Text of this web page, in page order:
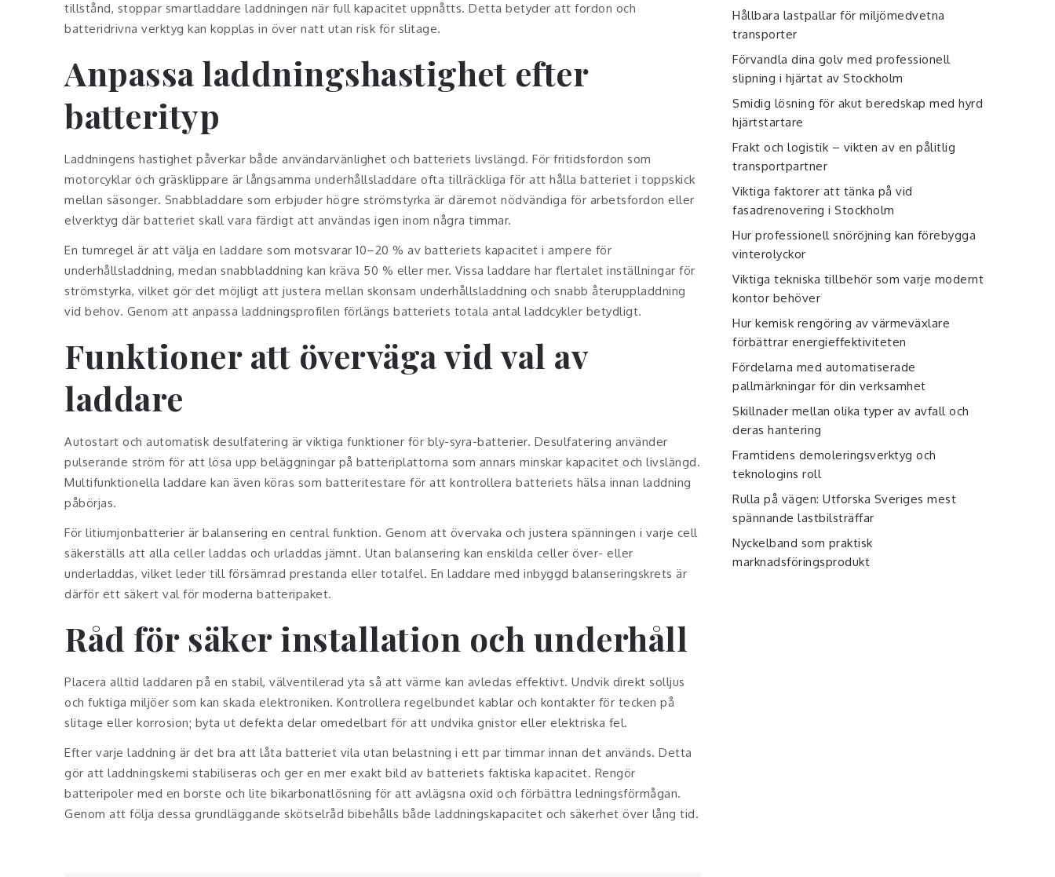
tillstånd, stoppar smartladdare laddningen när full kapacitet uppnåtts. Detta betyder att fordon och
batteridrivna verktyg kan kopplas in över natt utan risk för slitage.
Anpassa laddningshastighet efter
batterityp
Laddningens hastighet påverkar både användarvänlighet och batteriets livslängd. För fritidsfordon som
motorcyklar och gräsklippare är långsamma underhållsladdare ofta tillräckliga för att hålla batteriet i toppskick
mellan säsonger. Snabbladdare som erbjuder högre strömstyrka är däremot nödvändiga för arbetsfordon eller
elverktyg där batteriet skall vara färdigt att användas igen inom några timmar.
En tumregel är att välja en laddare som motsvarar 10–20 % av batteriets kapacitet i ampere för
underhållsladdning, medan snabbladdning kan kräva 50 % eller mer. Vissa laddare har flertalet inställningar för
strömstyrka, vilket gör det möjligt att justera mellan skonsam underhållsladdning och snabb återuppladdning
vid behov. Genom att anpassa laddningsprofilen förlängs batteriets totala antal laddcykler betydligt.
Funktioner att överväga vid val av
laddare
Autostart och automatisk desulfatering är viktiga funktioner för bly-syra-batterier. Desulfatering använder
pulserande ström för att lösa upp beläggningar på batteriplattorna som annars minskar kapacitet och livslängd.
Multifunktionella laddare kan även köras som batteritestare för att kontrollera batteriets hälsa innan laddning
påbörjas.
För litiumjonbatterier är balansering en central funktion. Genom att övervaka och justera spänningen i varje cell
säkerställs att alla celler laddas och urladdas jämnt. Utan balansering kan enskilda celler över- eller
underladdas, vilket leder till försämrad prestanda eller totalfel. En laddare med inbyggd balanseringskrets är
därför ett säkert val för moderna batteripaket.
Råd för säker installation och underhåll
Placera alltid laddaren på en stabil, välventilerad yta så att värme kan avledas effektivt. Undvik direkt solljus
och fuktiga miljöer som kan skada elektroniken. Kontrollera regelbundet kablar och kontakter för tecken på
slitage eller korrosion; byta ut defekta delar omedelbart för att undvika gnistor eller elektriska fel.
Efter varje laddning är det bra att låta batteriet vila utan belastning i ett par timmar innan det används. Detta
gör att laddningskemi stabiliseras och ger en mer exakt bild av batteriets faktiska kapacitet. Rengör
batteripoler med en borste och lite bikarbonatlösning för att avlägsna oxid och förbättra ledningsförmågan.
Genom att följa dessa grundläggande skötselråd bibehålls både laddningskapacitet och säkerhet över lång tid.
Hållbara lastpallar för miljömedvetna
transporter
Förvandla dina golv med professionell
slipning i hjärtat av Stockholm
Smidig lösning för akut beredskap med hyrd
hjärtstartare
Frakt och logistik – vikten av en pålitlig
transportpartner
Viktiga faktorer att tänka på vid
fasadrenovering i Stockholm
Hur professionell snöröjning kan förebygga
vinterolyckor
Viktiga tekniska tillbehör som varje modernt
kontor behöver
Hur kemisk rengöring av värmeväxlare
förbättrar energieffektiviteten
Fördelarna med automatiserade
pallmärkningar för din verksamhet
Skillnader mellan olika typer av avfall och
deras hantering
Framtidens demoleringsverktyg och
teknologins roll
Rulla på vägen: Utforska Sveriges mest
spännande lastbilsträffar
Nyckelband som praktisk
marknadsföringsprodukt